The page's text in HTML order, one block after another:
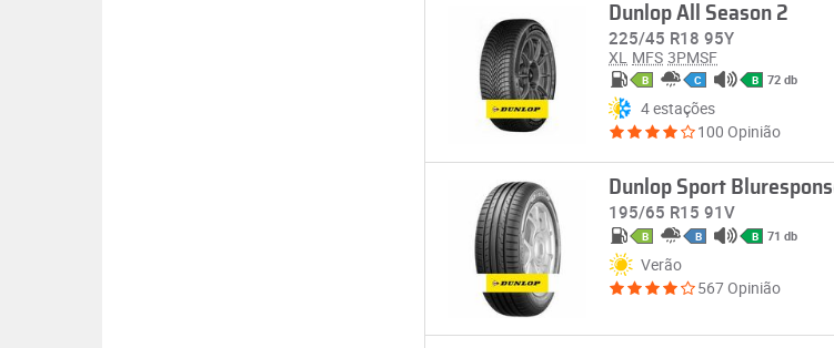
Dunlop All Season 2
225/45 R18 95Y
XL MFS 3PMSF
B C B 72 db
4 estações
100 Opinião
Dunlop Sport
195/65 R15 91V
B B B 71 db
Verão
567 Opinião